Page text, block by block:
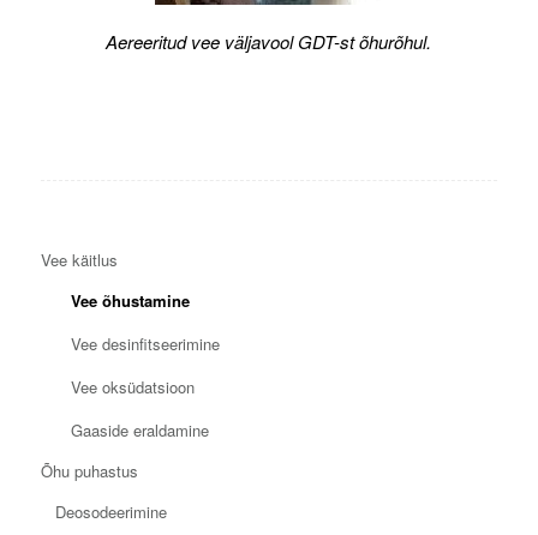
Aereeritud vee väljavool GDT-st õhurõhul.
Vee käitlus
Vee õhustamine
Vee desinfitseerimine
Vee oksüdatsioon
Gaaside eraldamine
Õhu puhastus
Deosodeerimine